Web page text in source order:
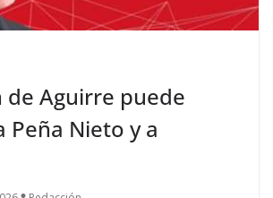
de Aguirre puede
Peña Nieto y a